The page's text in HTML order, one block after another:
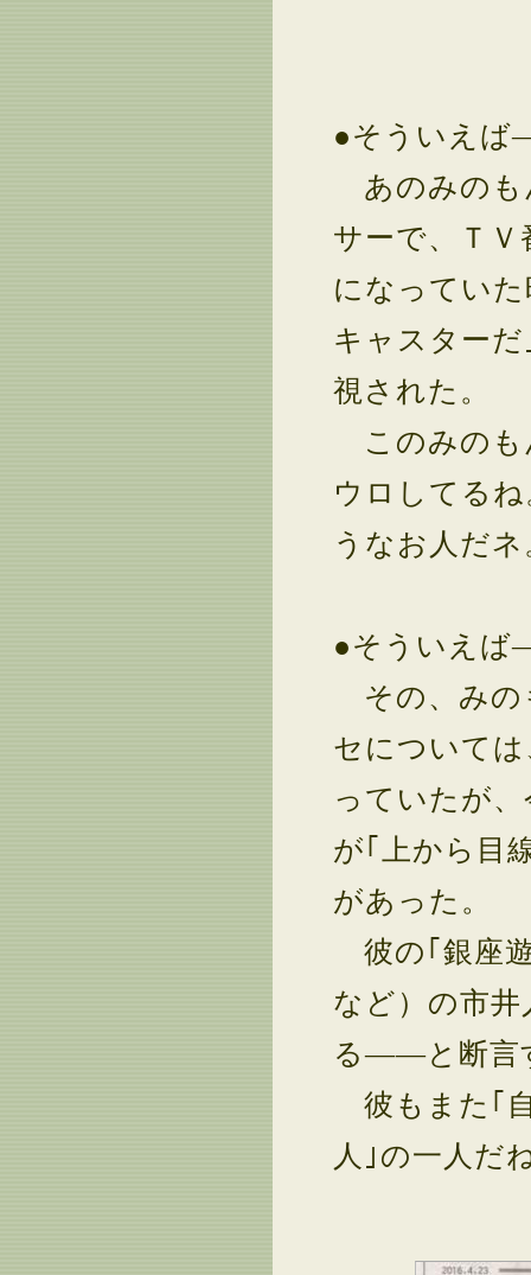
●そういえ
あのみのも
サーで、Ｔ
になってい
キャスター
視された。
このみのも
ウロしてる
うなお人だネ
●そういえ
その、みの
セについて
っていたが
が｢上から目
があった。
彼の｢銀座
など）の市
る――と断言
彼もまた｢
人｣の一人だ